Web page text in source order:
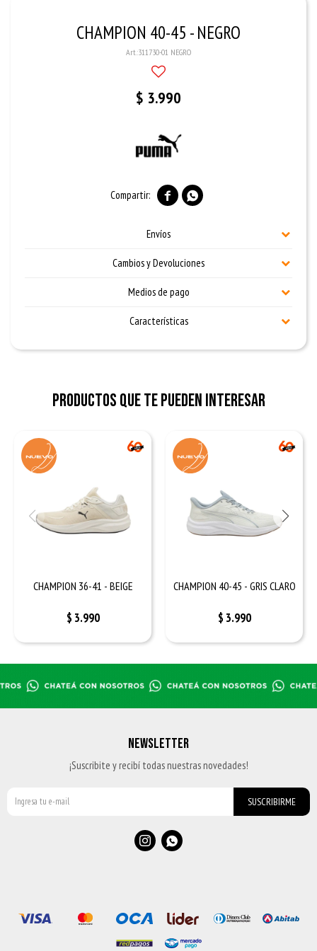
CHAMPION 40-45 - NEGRO
311730-01 NEGRO
$ 3.990
 
Envíos
Cambios y Devoluciones
Medios de pago
Características
Productos que te pueden interesar
CHAMPION 36-41 - BEIGE
$ 3.990
CHAMPION 40-45 - GRIS CLARO
$ 3.990
NEWSLETTER
¡Suscribite y recibí todas nuestras novedades!
SUSCRIBIRME
 